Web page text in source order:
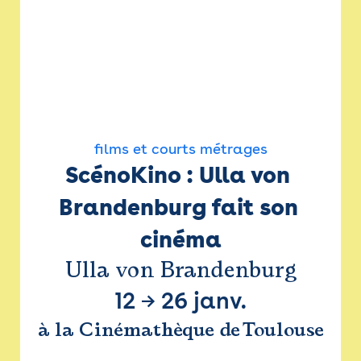
films et courts métrages
ScénoKino : Ulla von
Brandenburg fait son
cinéma
Ulla von Brandenburg
12 → 26 janv.
à la Cinémathèque de Toulouse